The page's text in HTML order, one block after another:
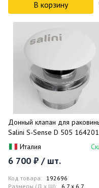
В корзину
Донный клапан для
Salini S-Sense D 505
(белый матовый), click-clack
Италия
6 700 ₽ / шт.
Код товара: 192696
Размеры (Д x Ш): 6.7 x 6.7